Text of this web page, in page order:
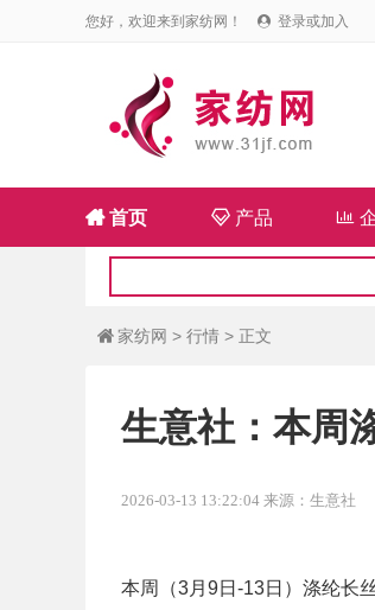
您好，欢迎来到家纺网！  登录或加入
首页 产品 
 家纺网 > 行情 > 正文
生意社：本周
2026-03-13 13:22:04 来源：生意社
本周（3月9日-13日）涤纶长